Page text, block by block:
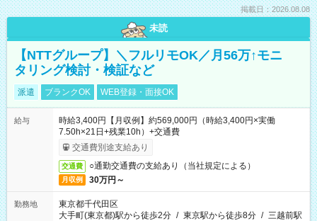
掲載日：2026.08.08
未読
【NTTグループ】＼フルリモOK／月56万↑モニ
タリング検討・検証など
派遣 ブランクOK WEB登録・面接OK
給与
時給3,400円【月収例】約569,000円（時給3,400円×実働
7.50h×21日+残業10h）+交通費
交通費別途支給あり
交通費 ○通勤交通費の支給あり（当社規定による）
月収例 30万円～
勤務地
東京都千代田区
大手町(東京都)駅から徒歩2分 / 東京駅から徒歩8分 / 三越前駅